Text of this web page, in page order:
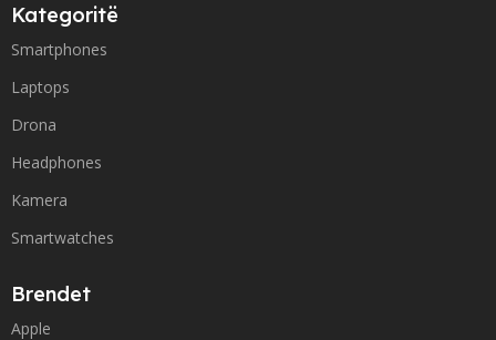
Kategoritë
Smartphones
Laptops
Drona
Headphones
Kamera
Smartwatches
Brendet
Apple